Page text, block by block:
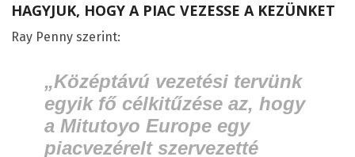
HAGYJUK, HOGY A PIAC VEZESSE A KEZÜNKET
Ray Penny szerint:
„Középtávú vezetési tervünk
egyik fő célkitűzése az, hogy
a Mitutoyo Europe egy
piacvezérelt szervezetté